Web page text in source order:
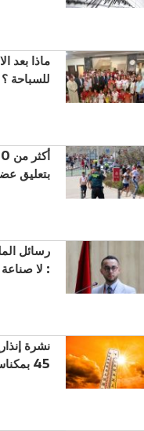
ماذا بعد
للسباحة ؟
بتعليق
رسائل
: لا
نشرة
45 بمكناس وهذه الأقاليم طيلة هذه الفترة